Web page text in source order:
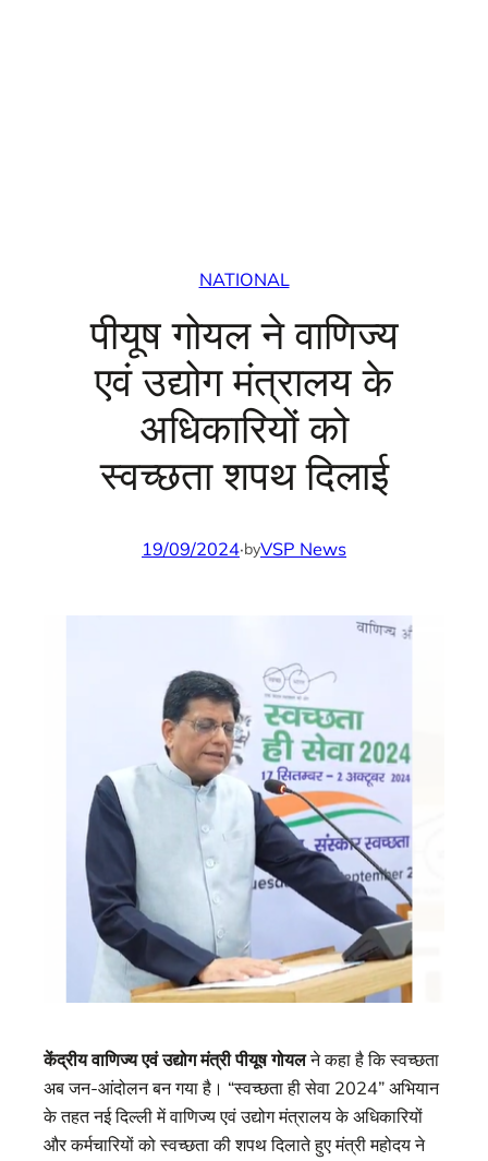
NATIONAL
पीयूष गोयल ने वाणिज्य
एवं उद्योग मंत्रालय के
अधिकारियों को
स्वच्छता शपथ दिलाई
19/09/2024·byVSP News
केंद्रीय वाणिज्य एवं उद्योग मंत्री पीयूष गोयलने कहा है कि स्वच्छता
अब जन-आंदोलन बन गया है। “स्वच्छता ही सेवा 2024” अभियान
के तहत नई दिल्ली में वाणिज्य एवं उद्योग मंत्रालय के अधिकारियों
और कर्मचारियों को स्वच्छता की शपथ दिलाते हुए मंत्री महोदय ने